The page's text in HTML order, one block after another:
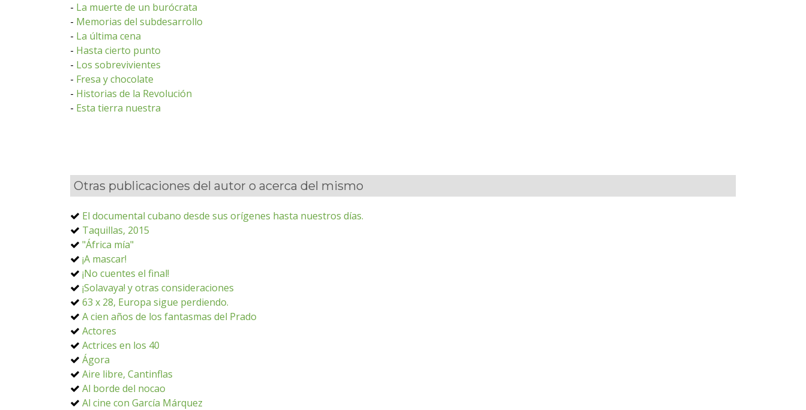
- La muerte de un burócrata
- Memorias del subdesarrollo
- La última cena
- Hasta cierto punto
- Los sobrevivientes
- Fresa y chocolate
- Historias de la Revolución
- Esta tierra nuestra
Otras publicaciones del autor o acerca del mismo
El documental cubano desde sus orígenes hasta nuestros días.
Taquillas, 2015
"África mía"
¡A mascar!
¡No cuentes el final!
¡Solavaya! y otras consideraciones
63 x 28, Europa sigue perdiendo.
A cien años de los fantasmas del Prado
Actores
Actrices en los 40
Ágora
Aire libre, Cantinflas
Al borde del nocao
Al cine con García Márquez